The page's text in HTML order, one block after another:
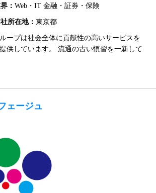
： Web・IT 金融・証券・保険
所在地： 東京都
ープは社会全体に貢献性の高いサービスを
供しています。 流通の古い慣習を一新して
ェージュ